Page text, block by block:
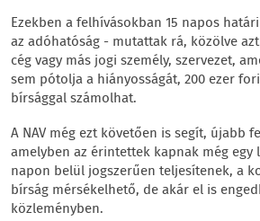
Ezekben a felhívásokban 15 napos
az adóhatóság - mutattak rá, közölve
cég vagy más jogi személy, szervezet,
sem pótolja a hiányosságát, 200 ezer
bírsággal számolhat.
A NAV még ezt követően is segít, újabb
amelyben az érintettek kapnak még egy
napon belül jogszerűen teljesítenek, a
bírság mérsékelhető, de akár el is
közleményben.